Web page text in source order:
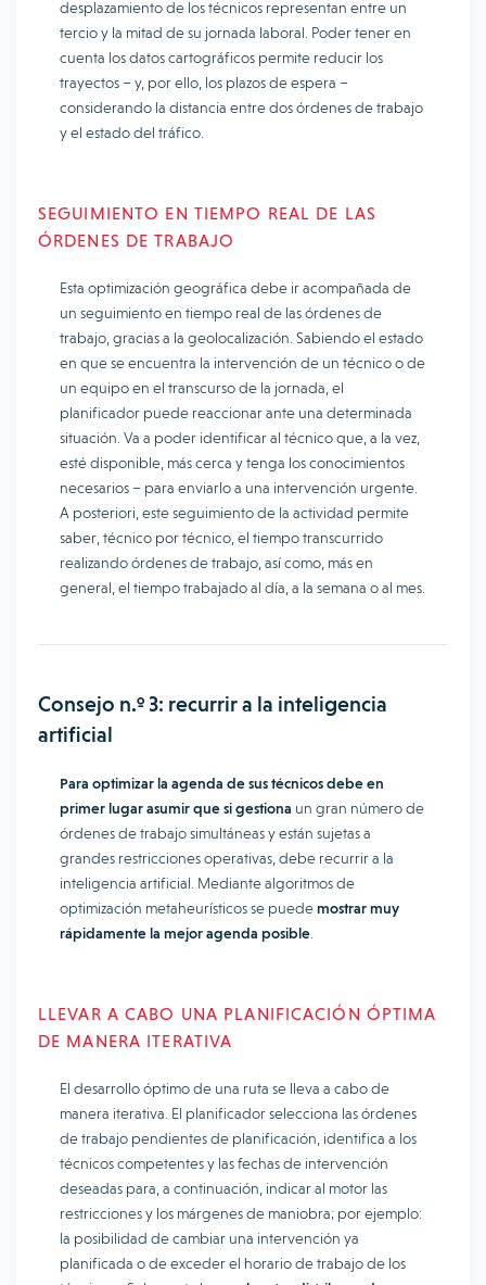
desplazamiento de los técnicos representan entre un
tercio y la mitad de su jornada laboral. Poder tener en
cuenta los datos cartográficos permite reducir los
trayectos – y, por ello, los plazos de espera –
considerando la distancia entre dos órdenes de trabajo
y el estado del tráfico.
SEGUIMIENTO EN TIEMPO REAL DE LAS
ÓRDENES DE TRABAJO
Esta optimización geográfica debe ir acompañada de
un seguimiento en tiempo real de las órdenes de
trabajo, gracias a la geolocalización. Sabiendo el estado
en que se encuentra la intervención de un técnico o de
un equipo en el transcurso de la jornada, el
planificador puede reaccionar ante una determinada
situación. Va a poder identificar al técnico que, a la vez,
esté disponible, más cerca y tenga los conocimientos
necesarios – para enviarlo a una intervención urgente.
A posteriori, este seguimiento de la actividad permite
saber, técnico por técnico, el tiempo transcurrido
realizando órdenes de trabajo, así como, más en
general, el tiempo trabajado al día, a la semana o al mes.
Consejo n.º 3: recurrir a la inteligencia
artificial
Para optimizar la agenda de sus técnicos debe en
primer lugar asumir que si gestiona un gran número de
órdenes de trabajo simultáneas y están sujetas a
grandes restricciones operativas, debe recurrir a la
inteligencia artificial. Mediante algoritmos de
optimización metaheurísticos se puedemostrar muy
rápidamente la mejor agenda posible
LLEVAR A CABO UNA PLANIFICACIÓN ÓPTIMA
DE MANERA ITERATIVA
El desarrollo óptimo de una ruta se lleva a cabo de
manera iterativa. El planificador selecciona las órdenes
de trabajo pendientes de planificación, identifica a los
técnicos competentes y las fechas de intervención
deseadas para, a continuación, indicar al motor las
restricciones y los márgenes de maniobra; por ejemplo:
la posibilidad de cambiar una intervención ya
planificada o de exceder el horario de trabajo de los